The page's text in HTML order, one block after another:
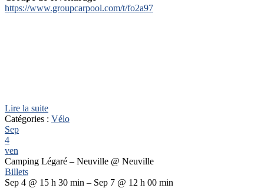
https://www.groupcarpool.com/t/fo2a97
Lire la suite
Catégories : Vélo
Sep
4
ven
Camping Légaré – Neuville @ Neuville
Billets
Sep 4 @ 15 h 30 min – Sep 7 @ 12 h 00 min